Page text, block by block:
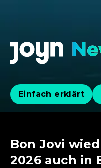
Einfach erklärt
Bon Jovi
2026 auch in